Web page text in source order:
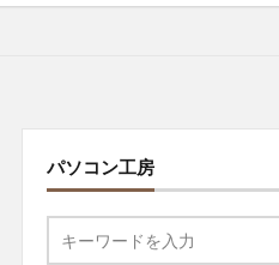
ためのコンピュータ環
ィ対策を行おう
インストールしよう
ログラミング ・・・
パソコン工房